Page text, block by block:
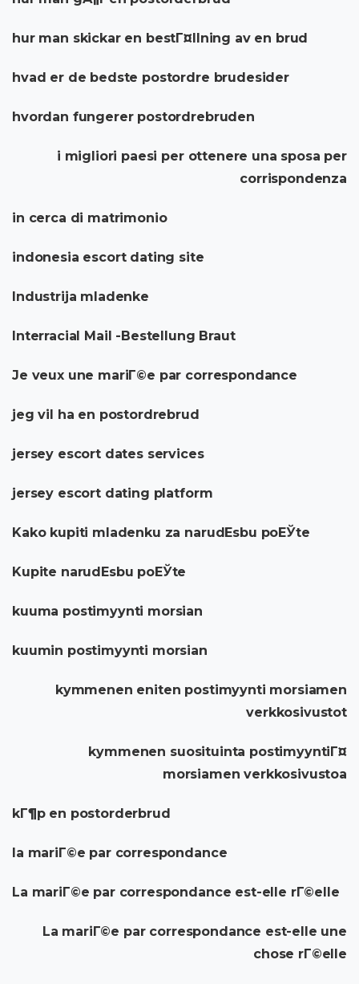
hur man skickar en bestГ¤llning av en brud
hvad er de bedste postordre brudesider
hvordan fungerer postordrebruden
i migliori paesi per ottenere una sposa per
corrispondenza
in cerca di matrimonio
indonesia escort dating site
Industrija mladenke
Interracial Mail -Bestellung Braut
Je veux une mariГ©e par correspondance
jeg vil ha en postordrebrud
jersey escort dates services
jersey escort dating platform
Kako kupiti mladenku za narudЕѕbu poЕЎte
Kupite narudЕѕbu poЕЎte
kuuma postimyynti morsian
kuumin postimyynti morsian
kymmenen eniten postimyynti morsiamen
verkkosivustot
kymmenen suosituinta postimyyntiГ¤
morsiamen verkkosivustoa
kГ¶p en postorderbrud
la mariГ©e par correspondance
La mariГ©e par correspondance est-elle rГ©elle
La mariГ©e par correspondance est-elle une
chose rГ©elle